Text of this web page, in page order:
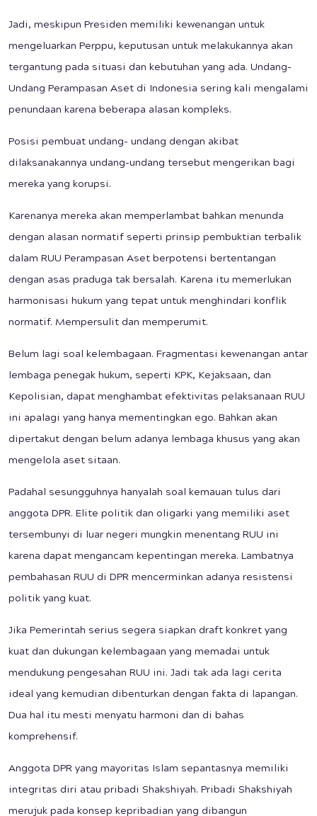
Jadi, meskipun Presiden memiliki kewenangan untuk
mengeluarkan Perppu, keputusan untuk melakukannya akan
tergantung pada situasi dan kebutuhan yang ada. Undang-
Undang Perampasan Aset di Indonesia sering kali mengalami
penundaan karena beberapa alasan kompleks.
Posisi pembuat undang- undang dengan akibat
dilaksanakannya undang-undang tersebut mengerikan bagi
mereka yang korupsi.
Karenanya mereka akan memperlambat bahkan menunda
dengan alasan normatif seperti prinsip pembuktian terbalik
dalam RUU Perampasan Aset berpotensi bertentangan
dengan asas praduga tak bersalah. Karena itu memerlukan
harmonisasi hukum yang tepat untuk menghindari konflik
normatif. Mempersulit dan memperumit.
Belum lagi soal kelembagaan. Fragmentasi kewenangan antar
lembaga penegak hukum, seperti KPK, Kejaksaan, dan
Kepolisian, dapat menghambat efektivitas pelaksanaan RUU
ini apalagi yang hanya mementingkan ego. Bahkan akan
dipertakut dengan belum adanya lembaga khusus yang akan
mengelola aset sitaan.
Padahal sesungguhnya hanyalah soal kemauan tulus dari
anggota DPR. Elite politik dan oligarki yang memiliki aset
tersembunyi di luar negeri mungkin menentang RUU ini
karena dapat mengancam kepentingan mereka. Lambatnya
pembahasan RUU di DPR mencerminkan adanya resistensi
politik yang kuat.
Jika Pemerintah serius segera siapkan draft konkret yang
kuat dan dukungan kelembagaan yang memadai untuk
mendukung pengesahan RUU ini. Jadi tak ada lagi cerita
ideal yang kemudian dibenturkan dengan fakta di lapangan.
Dua hal itu mesti menyatu harmoni dan di bahas
komprehensif.
Anggota DPR yang mayoritas Islam sepantasnya memiliki
integritas diri atau pribadi Shakshiyah. Pribadi Shakshiyah
merujuk pada konsep kepribadian yang dibangun